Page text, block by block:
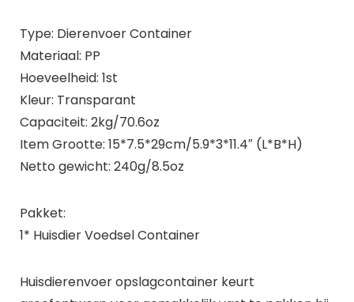
Type: Dierenvoer Container
Materiaal: PP
Hoeveelheid: 1st
Kleur: Transparant
Capaciteit: 2kg/70.6oz
Item Grootte: 15*7.5*29cm/5.9*3*11.4″ (L*B*H)
Netto gewicht: 240g/8.5oz
Pakket:
1* Huisdier Voedsel Container
Huisdierenvoer opslagcontainer keurt